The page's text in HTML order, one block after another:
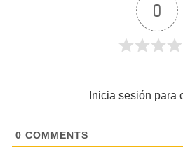
0
Inicia sesión para
0 COMMENTS